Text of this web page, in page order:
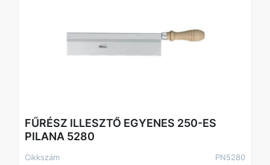
FŰRÉSZ ILLESZTŐ EGYENES 250-ES
PILANA 5280
Cikkszám PN5280